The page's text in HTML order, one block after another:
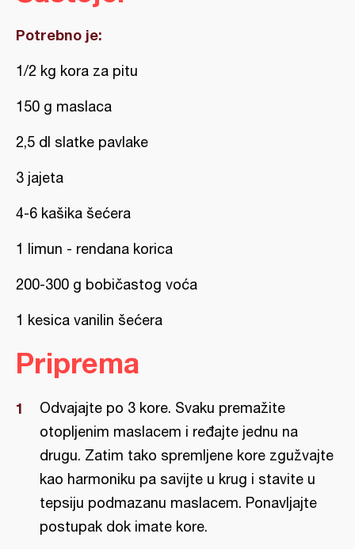
Potrebno je:
1/2 kg kora za pitu
150 g maslaca
2,5 dl slatke pavlake
3 jajeta
4-6 kašika šećera
1 limun - rendana korica
200-300 g bobičastog voća
1 kesica vanilin šećera
Priprema
Odvajajte po 3 kore. Svaku premažite
otopljenim maslacem i ređajte jednu na
drugu. Zatim tako spremljene kore zgužvajte
kao harmoniku pa savijte u krug i stavite u
tepsiju podmazanu maslacem. Ponavljajte
postupak dok imate kore.